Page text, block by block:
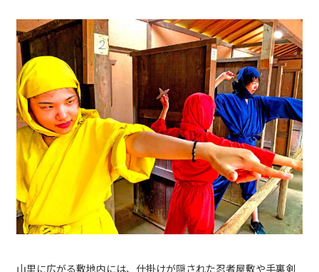
山里に広がる敷地内には、仕掛けが隠された忍者屋敷や手裏剣